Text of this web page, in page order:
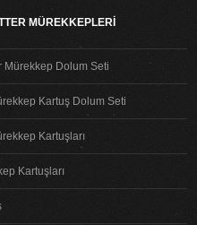
MÜREKKEPLERİ
Mürekkep Dolum Seti
Kartuş Dolum Seti
Kartuşları
Kartuşları